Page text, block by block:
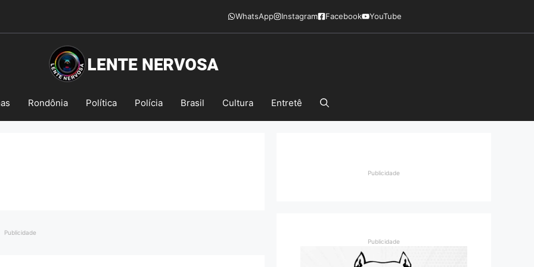
WhatsApp Instagram Facebook YouTube
Rondônia Política Polícia Brasil Cultura Entretê
Publicidade
Publicidade
Publicidade